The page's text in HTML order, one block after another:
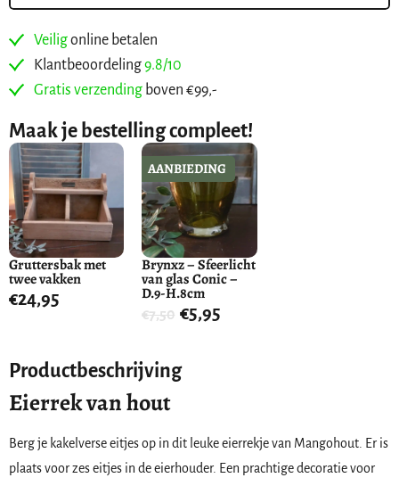
Veiligonline betalen
Klantbeoordeling9.8/10
Gratis verzendingboven €99,-
Productbeschrijving
Eierrek van hout
Berg je kakelverse eitjes op in dit leuke eierrekje van Mangohout. Er is
plaats voor zes eitjes in de eierhouder. Een prachtige decoratie voor
Maak je bestelling compleet!
Gruttersbak met
twee vakken
€24,95
AANBIEDING
Brynxz – Sfeerlicht
van glas Conic –
D.9-H.8cm
€7,50 €5,95